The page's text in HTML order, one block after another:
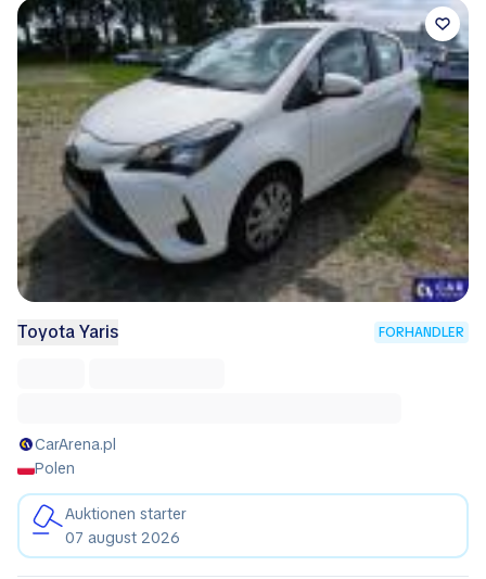
Toyota Yaris FORHANDLER
CarArena.pl
Polen
Auktionen starter
07 august 2026